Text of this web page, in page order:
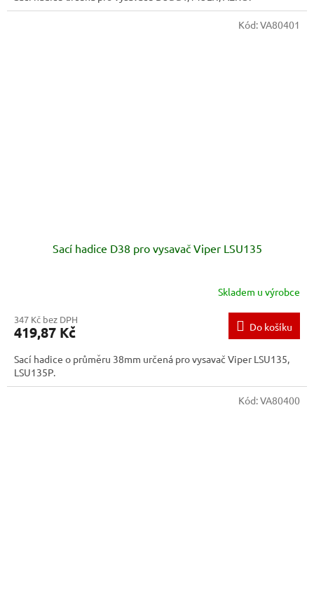
Sací hadice D38 pro vysavač Viper LSU135
Skladem u výrobce
347 Kč bez DPH
419,87 Kč Do košíku
Sací hadice o průměru 38mm určená pro vysavač Viper LSU135,
LSU135P.
Kód:VA80401
Kód:VA80400